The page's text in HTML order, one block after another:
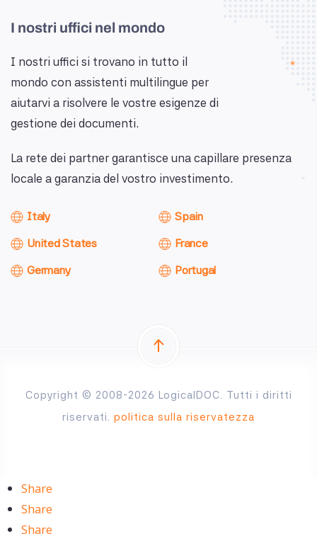
I nostri uffici nel mondo
I nostri uffici si trovano in tutto il
mondo con assistenti multilingue per
aiutarvi a risolvere le vostre esigenze di
gestione dei documenti.
La rete dei partner garantisce una capillare presenza
locale a garanzia del vostro investimento.
Italy
United States
Germany
Spain
France
Portugal
Copyright © 2008-2026 LogicalDOC. Tutti i diritti
riservati. politica sulla riservatezza
Share
Share
Share